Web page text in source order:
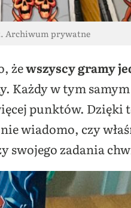
Archiwum prywatne
żewszyscy gramy
w tym
punktów. Dzięki
wiadomo, czy
swojego zadania